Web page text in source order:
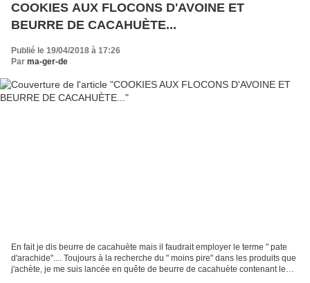
COOKIES AUX FLOCONS D'AVOINE ET
BEURRE DE CACAHUÈTE...
Publié le 19/04/2018 à 17:26
Par ma-ger-de
En fait je dis beurre de cacahuète mais il faudrait employer le terme " pate
d'arachide".... Toujours à la recherche du " moins pire" dans les produits que
j'achète, je me suis lancée en quête de beurre de cacahuète contenant le